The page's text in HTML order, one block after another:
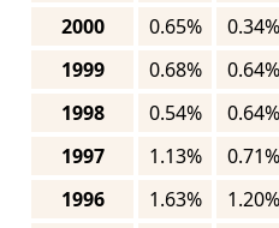
2000
0.65% 0.34%
1999
0.68% 0.64%
1998
0.54% 0.64%
1997
1.13% 0.71%
1996
1.63% 1.20%